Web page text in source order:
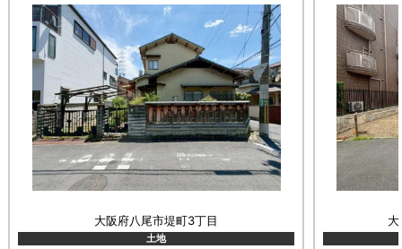
大阪府八尾市堤町3丁目
土地